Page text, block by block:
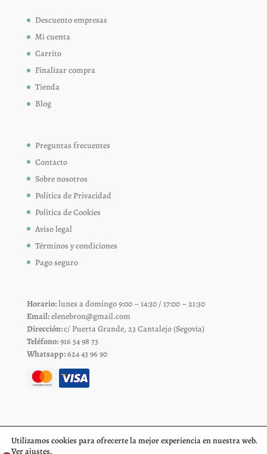
Descuento empresas
Mi cuenta
Carrito
Finalizar compra
Tienda
Blog
Preguntas frecuentes
Contacto
Sobre nosotros
Política de Privacidad
Política de Cookies
Aviso legal
Términos y condiciones
Pago seguro
Horario:lunes a domingo 9:00 – 14:30 / 17:00 – 21:30
Email:elenebron@gmail.com
Dirección:c/ Puerta Grande, 23 Cantalejo (Segovia)
Teléfono:916 54 98 73
Whatsapp:624 43 96 90
Utilizamos cookies para ofrecerte la mejor experiencia en nuestra web.
Verajustes.